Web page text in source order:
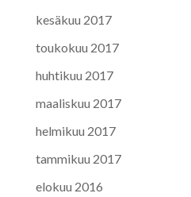
kesäkuu 2017
toukokuu 2017
huhtikuu 2017
maaliskuu 2017
helmikuu 2017
tammikuu 2017
elokuu 2016